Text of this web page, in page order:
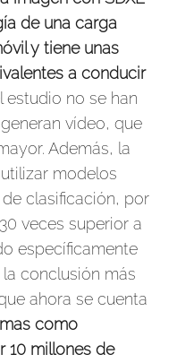
de una carga
y tiene unas
a conducir
estudio no se han
vídeo, que
Además, la
modelos
clasificación, por
veces superior a
específicamente
conclusión más
ahora se cuenta
como
10 millones de